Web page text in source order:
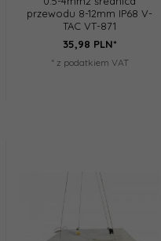
przewodu 8-12mm IP68 V-
TAC VT-871
35,98 PLN*
* z podatkiem VAT